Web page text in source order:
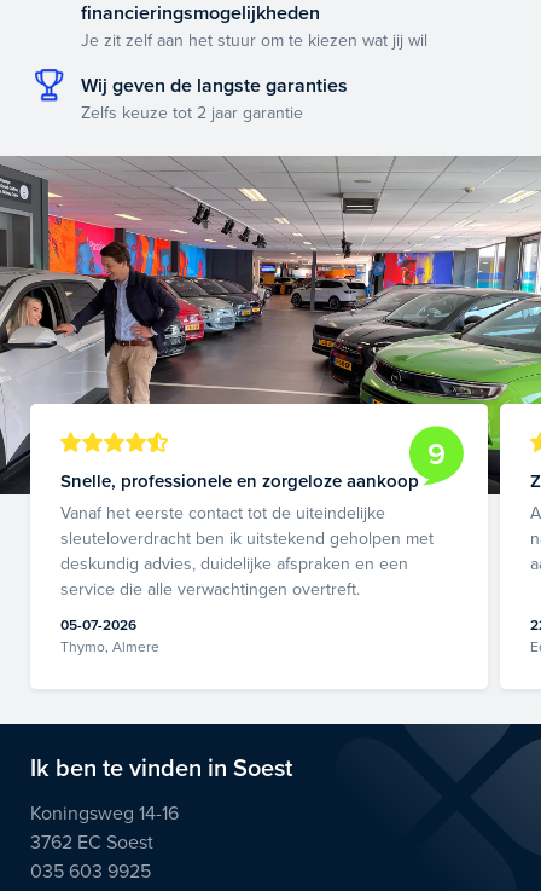
financieringsmogelijkheden
Je zit zelf aan het stuur om te kiezen wat jij wil
Wij geven de langste garanties
Zelfs keuze tot 2 jaar garantie
9
Snelle, professionele en zorgeloze aankoop
Vanaf het eerste contact tot de uiteindelijke
sleuteloverdracht ben ik uitstekend geholpen met
deskundig advies, duidelijke afspraken en een
service die alle verwachtingen overtreft.
05-07-2026
Thymo, Almere
Ik ben te vinden in Soest
Koningsweg 14-16
3762 EC Soest
035 603 9925